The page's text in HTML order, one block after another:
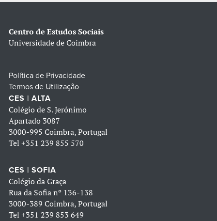
Centro de Estudos Sociais
Universidade de Coimbra
Política de Privacidade
Termos de Utilização
CES | ALTA
Colégio de S. Jerónimo
Apartado 3087
3000-995 Coimbra, Portugal
Tel +351 239 855 570
CES | SOFIA
Colégio da Graça
Rua da Sofia nº 136-138
3000-389 Coimbra, Portugal
Tel +351 239 853 649